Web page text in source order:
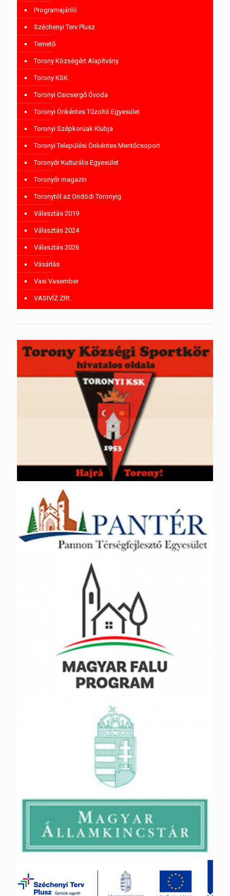
Programajánló
Széchenyi Terv Plusz
Temető
Torony Községért Alapítvány
Torony KSK
Toronyi Csicsergő Óvoda
Toronyi Önkéntes Tűzoltó Egyesület
Toronyi Szépkorúak Klubja
Toronyi Települési Önkéntes Mentőcsoport
Toronyőr Kulturális Egyesület
Toronyőr magazin
Toronytól az Ondódi Toronyig
Választás 2019
Választás 2024
Választás 2026
Vásárlás
Vasi Vasember
VASIVÍZ ZRt.